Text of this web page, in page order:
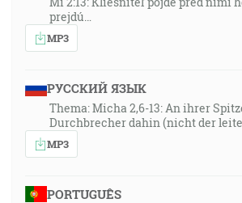
prejdú…
MP3
РУССКИЙ ЯЗЫК
Thema: Micha 2,6-13: An ihrer
Durchbrecher dahin (nicht der
MP3
PORTUGUÊS